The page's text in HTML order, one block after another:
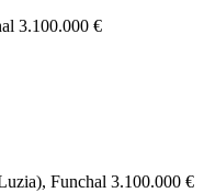
3.100.000 €
Funchal 3.100.000 €